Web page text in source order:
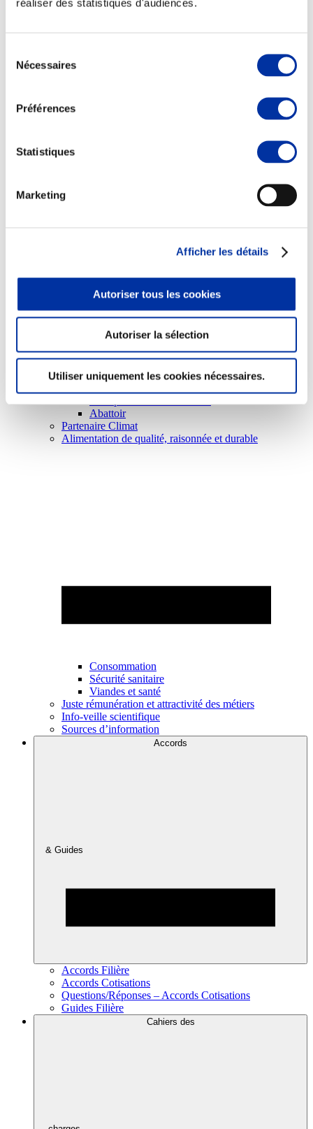
réaliser des statistiques d'audiences.
Nécessaires
Préférences
Statistiques
Marketing
Afficher les détails
Autoriser tous les cookies
Autoriser la sélection
Utiliser uniquement les cookies nécessaires.
Abattoir
Partenaire Climat
Alimentation de qualité, raisonnée et durable
Consommation
Sécurité sanitaire
Viandes et santé
Juste rémunération et attractivité des métiers
Info-veille scientifique
Sources d’information
Accords
& Guides
Accords Filière
Accords Cotisations
Questions/Réponses – Accords Cotisations
Guides Filière
Cahiers des